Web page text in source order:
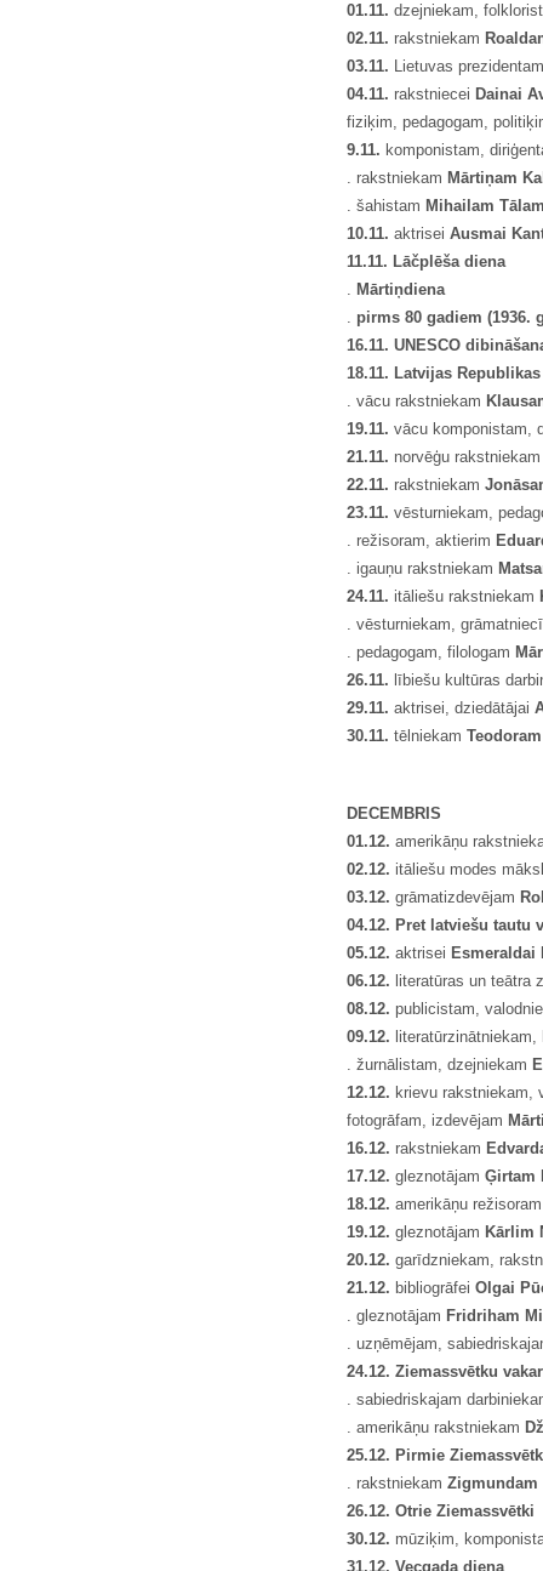
01.11. dzejniekam,
02.11. rakstniekam
03.11. Lietuvas
04.11. rakstniecei Dainai
fiziķim, pedagogam,
9.11. komponistam,
. rakstniekam Mārtiņam
. šahistam Mihailam Tā
10.11. aktrisei Ausmai
11.11. Lāčpl ēša diena
. Mārtiņdiena
. pirms 80 gadiem (1936.
16.11. UNESCO
18.11. Latvijas
. vācu rakstniekam
19.11. vācu komponistam,
21.11. norvēģu
22.11. rakstniekam Jonā
23.11. vēsturniekam,
. režisoram, aktierim
. igauņu rakstniekam
24.11. itāliešu rakstniekam
. vēsturniekam,
. pedagogam, filologam Mā
26.11. lībiešu kultūras
29.11. aktrisei, dziedātājai
30.11. tēlniekam
DECEMBRIS
01.12. amerikāņu
02.12. itāliešu modes
03.12. grāmatizdevējam
04.12. Pret latviešu tautu v
05.12. aktrisei Esmeraldai
06.12. literatūras un teātra
08.12. publicistam,
09.12.
. žurnālistam, dzejniekam
12.12. krievu rakstniekam,
fotogrāfam, izdevējam Mā
16.12. rakstniekam
17.12. gleznotājam Ģirtam
18.12. amerikāņu režisoram
19.12. gleznotājam Kārlim
20.12. garīdzniekam,
21.12. bibliogrāfei Olgai Pū
. gleznotājam Fridriham
. uzņēmējam,
24.12. Ziemassvētku
. sabiedriskajam
. amerikāņu rakstniekam
25.12. Pirmie Ziemassvē
. rakstniekam Zigmundam
26.12. Otrie Ziemassvētki
30.12. mūziķim,
31.12. Vecgada diena